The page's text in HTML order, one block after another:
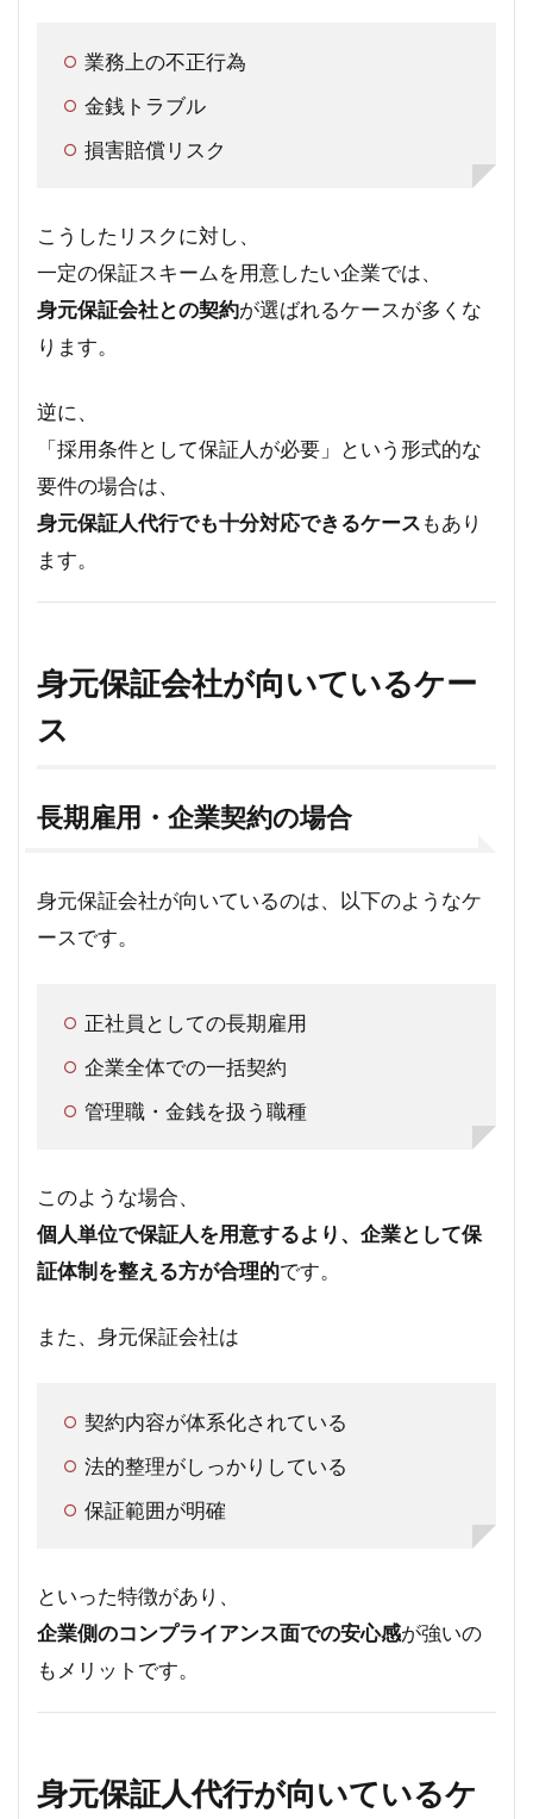
業務上の不正行為
金銭トラブル
損害賠償リスク
こうしたリスクに対し、
一定の保証スキームを用意したい企業では、
身元保証会社との契約が選ばれるケースが多くな
ります。
逆に、
「採用条件として保証人が必要」という形式的な
要件の場合は、
身元保証人代行でも十分対応できるケースもあり
ます。
身元保証会社が向いているケー
ス
長期雇用・企業契約の場合
身元保証会社が向いているのは、以下のようなケ
ースです。
正社員としての長期雇用
企業全体での一括契約
管理職・金銭を扱う職種
このような場合、
個人単位で保証人を用意するより、企業として保
証体制を整える方が合理的です。
また、身元保証会社は
契約内容が体系化されている
法的整理がしっかりしている
保証範囲が明確
といった特徴があり、
企業側のコンプライアンス面での安心感が強いの
もメリットです。
身元保証人代行が向いているケ